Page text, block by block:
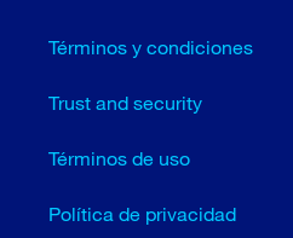
Términos y condiciones
Trust and security
Términos de uso
Política de privacidad